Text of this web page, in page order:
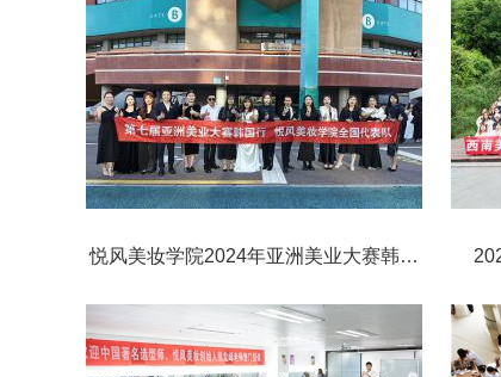
悦风美妆学院2024年亚洲美业大赛韩国
行